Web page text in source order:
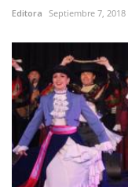
Editora Septiembre 7, 2018